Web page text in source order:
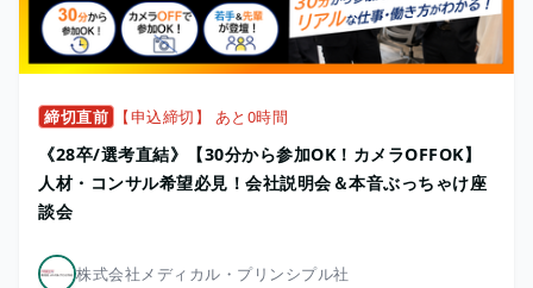
締切直前 【申込締切】 あと0時間
《28卒/選考直結》【30分から参加OK！カメラOFFOK】
人材・コンサル希望必見！会社説明会＆本音ぶっちゃけ座
談会
株式会社メディカル・プリンシプル社